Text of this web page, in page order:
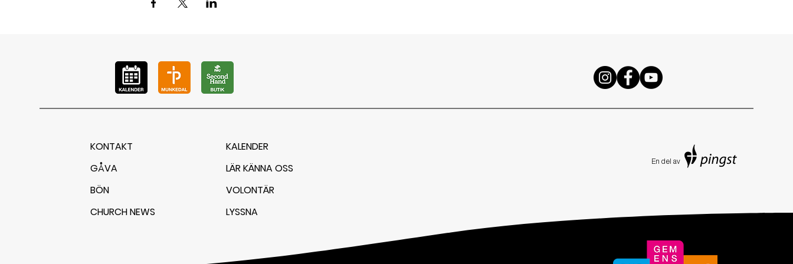
KONTAKT
GÅVA
BÖN
CHURCH NEWS
KALENDER
LÄR KÄNNA OSS
VOLONTÄR
LYSSNA
En del av